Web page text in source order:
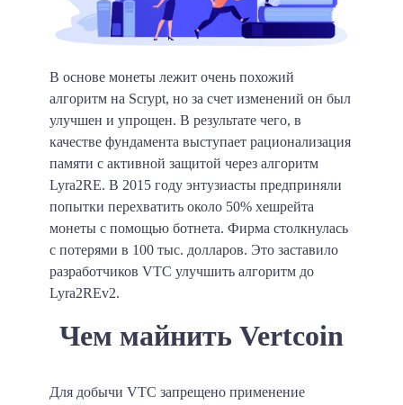
В основе монеты лежит очень похожий
алгоритм на Scrypt, но за счет изменений он был
улучшен и упрощен. В результате чего, в
качестве фундамента выступает рационализация
памяти с активной защитой через алгоритм
Lyra2RE. В 2015 году энтузиасты предприняли
попытки перехватить около 50% хешрейта
монеты с помощью ботнета. Фирма столкнулась
с потерями в 100 тыс. долларов. Это заставило
разработчиков VTC улучшить алгоритм до
Lyra2REv2.
Чем майнить Vertcoin
Для добычи VTC запрещено применение